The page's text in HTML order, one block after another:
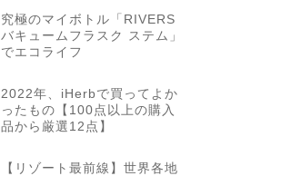
究極のマイボトル「RIVERS
バキュームフラスク ステム」
でエコライフ
2022年、iHerbで買ってよか
ったもの【100点以上の購入
品から厳選12点】
【リゾート最前線】世界各地